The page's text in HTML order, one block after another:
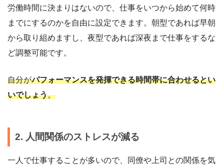
労働時間に決まりはないので、仕事をいつから始めて何時
までにするのかを自由に設定できます。朝型であれば早朝
から取り組めますし、夜型であれば深夜まで仕事をするな
ど調整可能です。
自分がパフォーマンスを発揮できる時間帯に合わせるとい
いでしょう。
2. 人間関係のストレスが減る
一人で仕事することが多いので、同僚や上司との関係を気